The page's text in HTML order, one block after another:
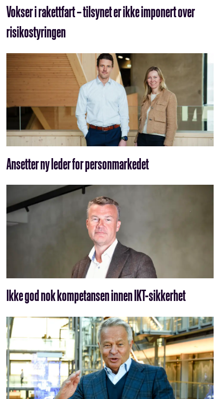
Vokser i rakettfart – tilsynet er ikke imponert over
risikostyringen
Ansetter ny leder for personmarkedet
Ikke god nok kompetansen innen IKT-sikkerhet